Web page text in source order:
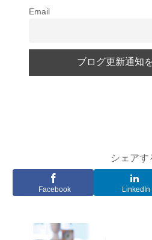
Email
シェアす
Facebook LinkedIn